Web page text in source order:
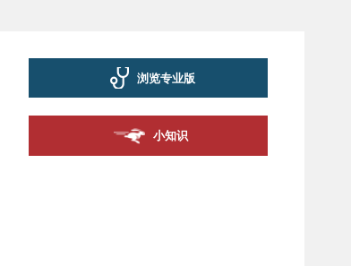
浏览专业版
小知识